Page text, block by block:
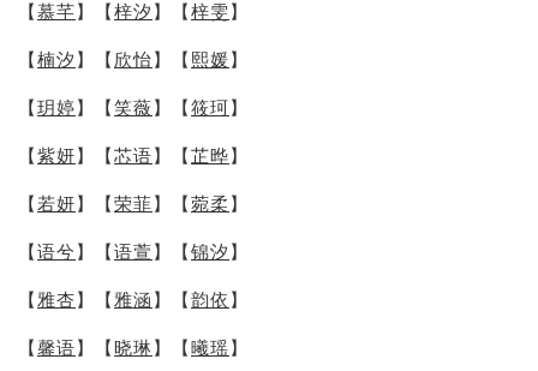
【慕芊】【梓汐 】【梓雯 】
【楠汐 】【 欣怡】【 熙媛】
【玥婷】【笑薇】【筱珂】
【紫妍】【芯语】【芷晔】
【 若妍】【荣菲】【菀柔 】
【语兮 】【语萱】【锦汐 】
【 雅杏】【 雅涵 】【韵依 】
【 馨语】【晓琳】【曦瑶】